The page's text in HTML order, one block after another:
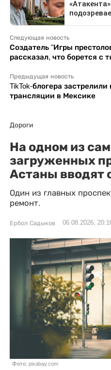
Следующая новость
Создатель "Игры
рассказал, что борется с
Предыдущая новость
TikTok-блогера
трансляции в Мексике
Дороги
На одном из
загруженных
Астаны вводят
Один из главных
ремонт.
Ербол Садыков 06.08.2026,
Фото: pixabay.com